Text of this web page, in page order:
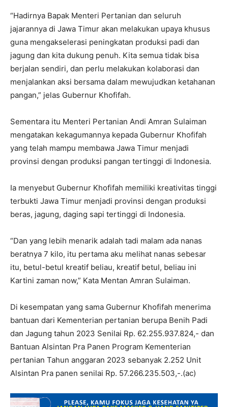
“Hadirnya Bapak Menteri Pertanian dan seluruh
jajarannya di Jawa Timur akan melakukan upaya khusus
guna mengakselerasi peningkatan produksi padi dan
jagung dan kita dukung penuh. Kita semua tidak bisa
berjalan sendiri, dan perlu melakukan kolaborasi dan
menjalankan aksi bersama dalam mewujudkan ketahanan
pangan,” jelas Gubernur Khofifah.
Sementara itu Menteri Pertanian Andi Amran Sulaiman
mengatakan kekagumannya kepada Gubernur Khofifah
yang telah mampu membawa Jawa Timur menjadi
provinsi dengan produksi pangan tertinggi di Indonesia.
Ia menyebut Gubernur Khofifah memiliki kreativitas tinggi
terbukti Jawa Timur menjadi provinsi dengan produksi
beras, jagung, daging sapi tertinggi di Indonesia.
“Dan yang lebih menarik adalah tadi malam ada nanas
beratnya 7 kilo, itu pertama aku melihat nanas sebesar
itu, betul-betul kreatif beliau, kreatif betul, beliau ini
Kartini zaman now,” Kata Mentan Amran Sulaiman.
Di kesempatan yang sama Gubernur Khofifah menerima
bantuan dari Kementerian pertanian berupa Benih Padi
dan Jagung tahun 2023 Senilai Rp. 62.255.937.824,- dan
Bantuan Alsintan Pra Panen Program Kementerian
pertanian Tahun anggaran 2023 sebanyak 2.252 Unit
Alsintan Pra panen senilai Rp. 57.266.235.503,-.(ac)